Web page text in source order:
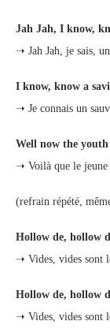
Jah Jah, I know,
➝ Jah Jah, je sais,
I know, know a
➝ Je connais un
Well now the
➝ Voilà que le
(refrain répété,
Hollow de, hollow
➝ Vides, vides sont
Hollow de, hollow
➝ Vides, vides sont